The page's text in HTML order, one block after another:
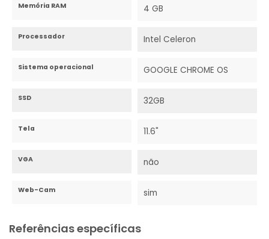
Memória RAM 4 GB
Processador Intel Celeron
Sistema operacional GOOGLE CHROME OS
SSD 32GB
Tela 11.6"
VGA não
Web-Cam sim
Referências específicas